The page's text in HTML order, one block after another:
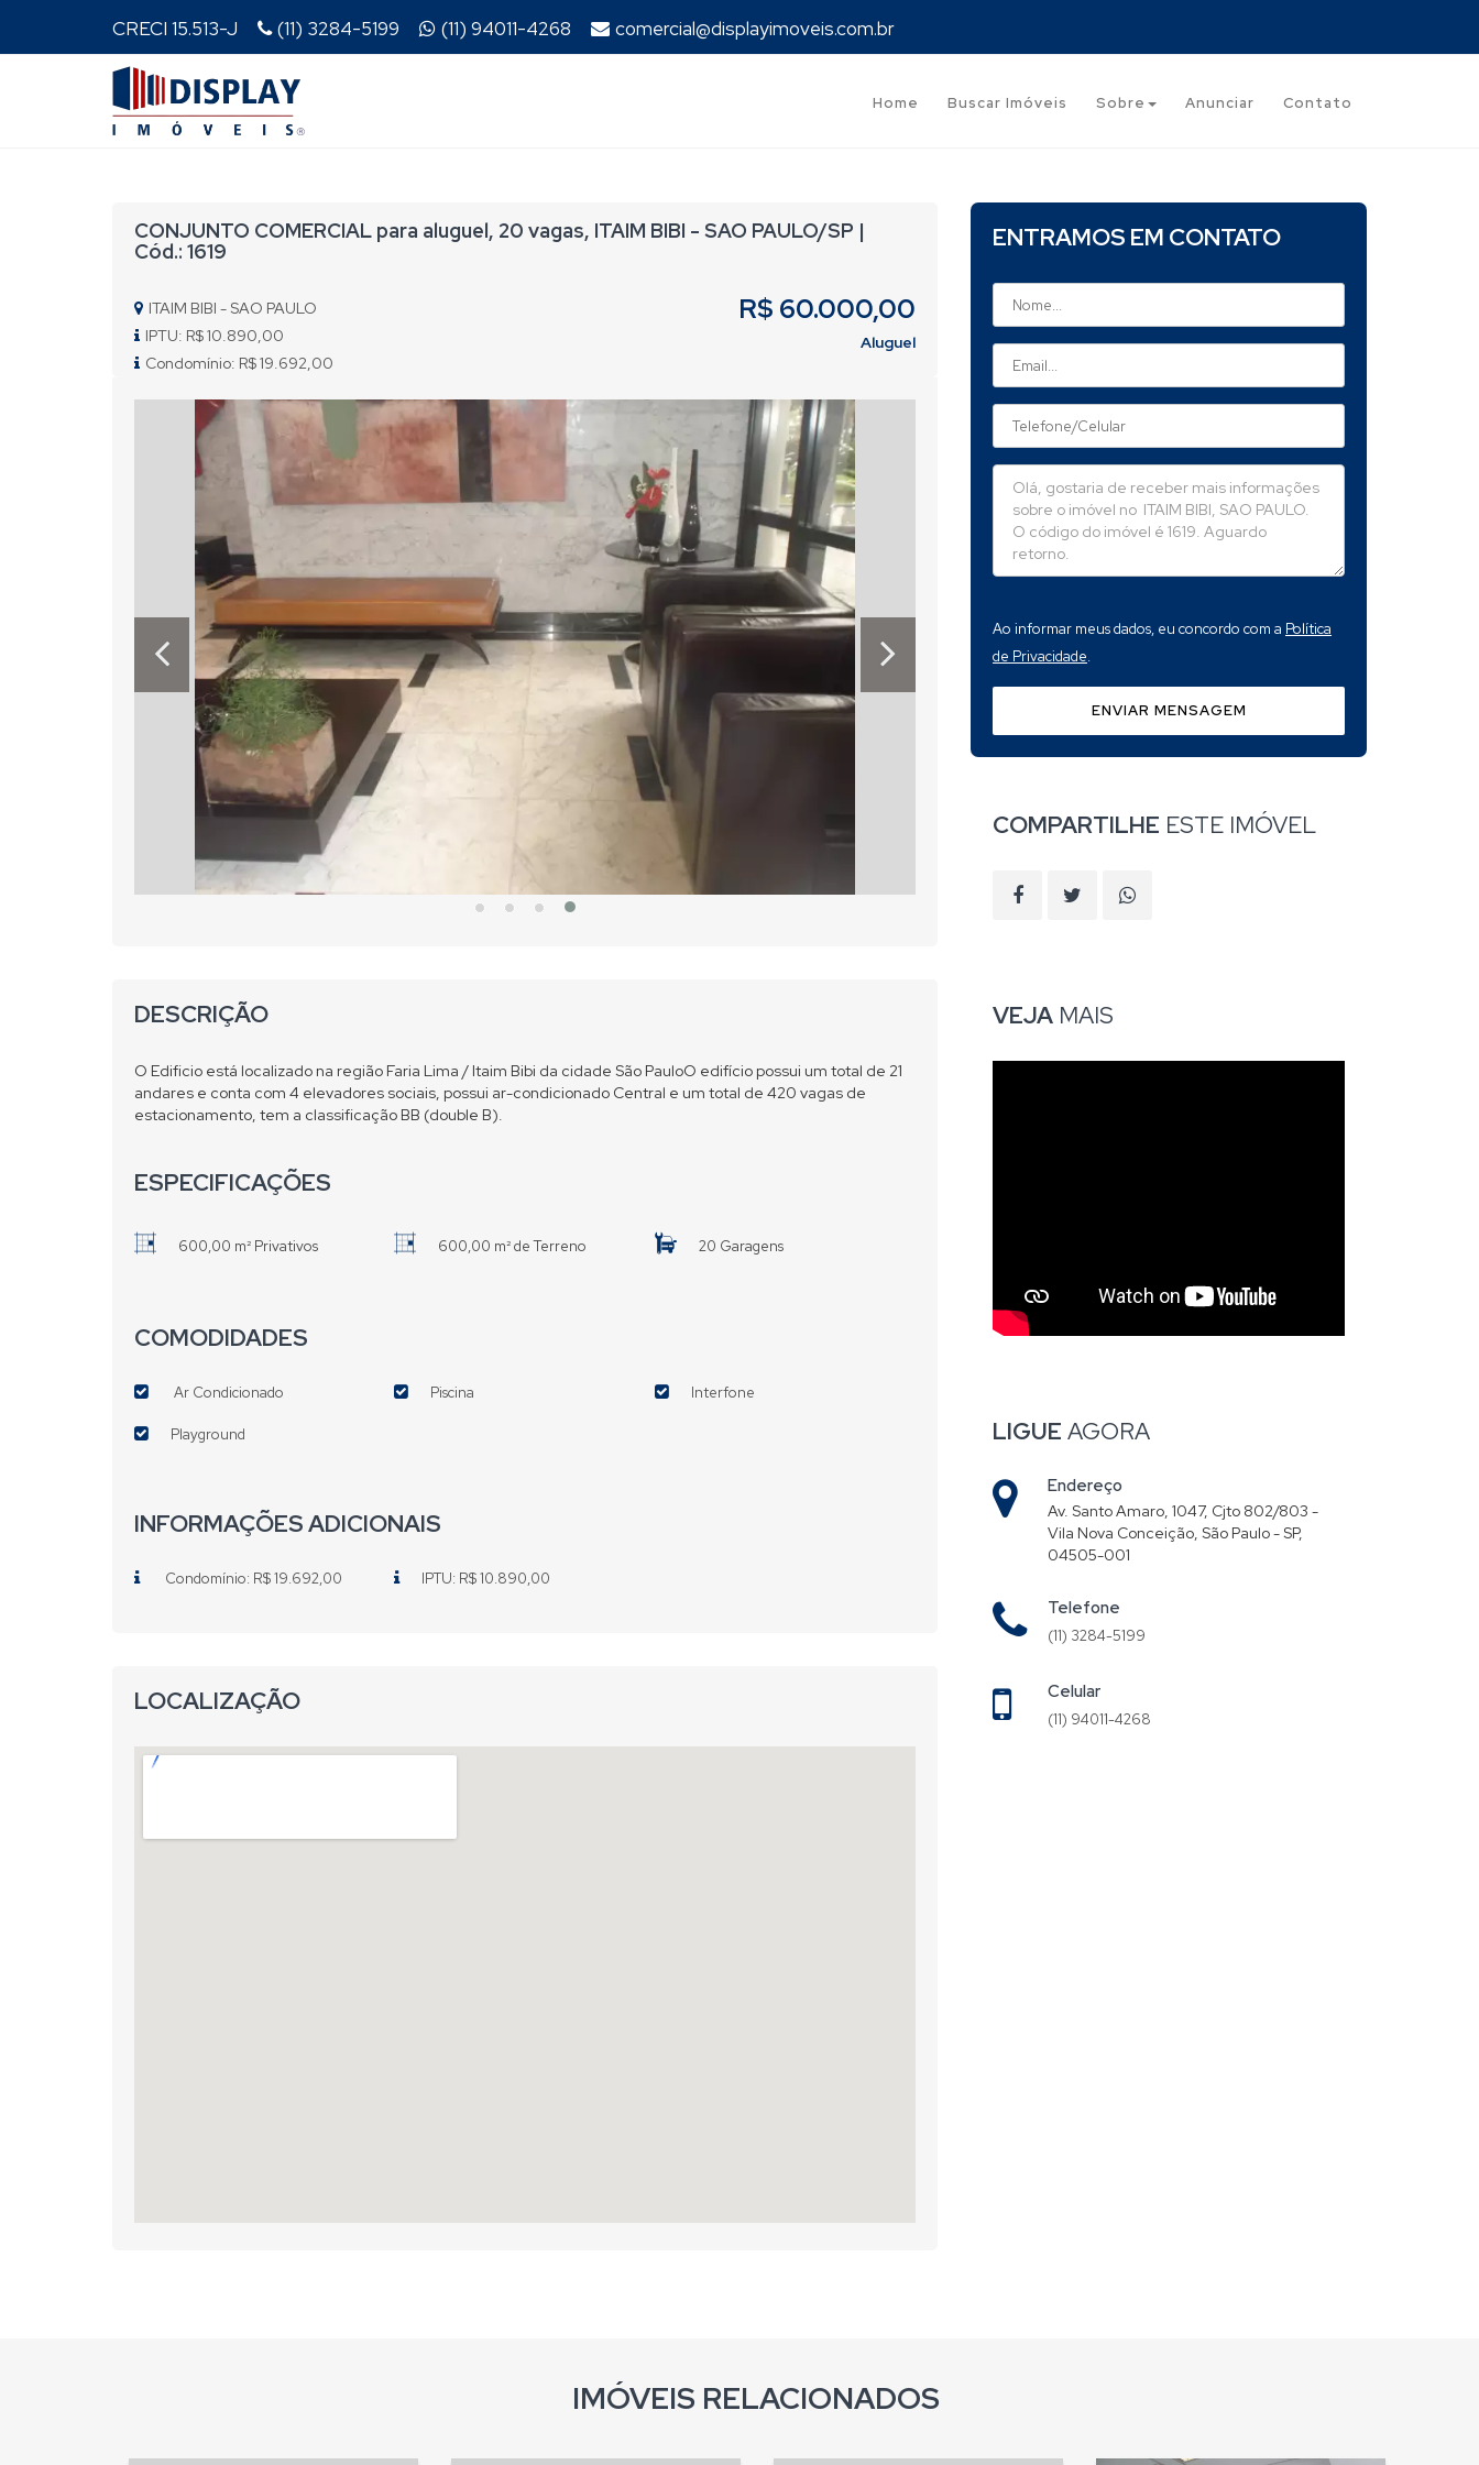
CRECI 15.513-J (11) 3284-5199 (11) 94011-4268 comercial@displayimoveis.com.br
Home Buscar Imóveis Sobre Anunciar Contato
CONJUNTO COMERCIAL para aluguel, 20 vagas, ITAIM BIBI - SAO PAULO/SP |
Cód.: 1619
ITAIM BIBI - SAO PAULO
IPTU: R$ 10.890,00
Condomínio: R$ 19.692,00
R$ 60.000,00
Aluguel
Previous
DESCRIÇÃO
O Edificio está localizado na região Faria Lima / Itaim Bibi da cidade São PauloO edifício possui um total de 21
andares e conta com 4 elevadores sociais, possui ar-condicionado Central e um total de 420 vagas de
estacionamento, tem a classificação BB (double B).
ESPECIFICAÇÕES
600,00 m² Privativos 600,00 m² de Terreno 20 Garagens
COMODIDADES
Ar Condicionado Piscina Interfone
Playground
INFORMAÇÕES ADICIONAIS
Condomínio: R$ 19.692,00 IPTU: R$ 10.890,00
LOCALIZAÇÃO
ENTRAMOS EM CONTATO
Ao informar meus dados, eu concordo com a Política
de Privacidade.
ENVIAR MENSAGEM
COMPARTILHE ESTE IMÓVEL
VEJA MAIS
LIGUE AGORA
Endereço
Av. Santo Amaro, 1047, Cjto 802/803 -
Vila Nova Conceição, São Paulo - SP,
04505-001
Telefone
(11) 3284-5199
Celular
(11) 94011-4268
IMÓVEIS RELACIONADOS